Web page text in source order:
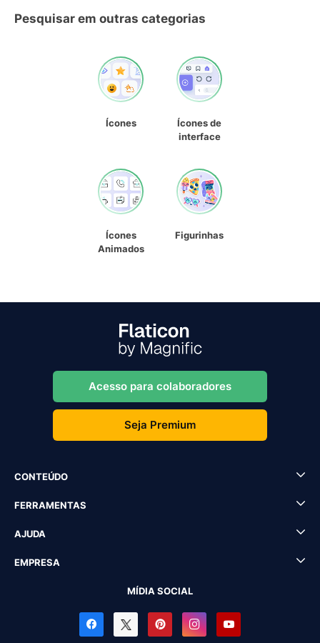
Pesquisar em outras categorias
Ícones
Ícones de
interface
Ícones
Animados
Figurinhas
Acesso para colaboradores
Seja Premium
CONTEÚDO
FERRAMENTAS
AJUDA
EMPRESA
MÍDIA SOCIAL